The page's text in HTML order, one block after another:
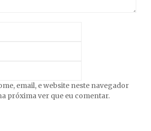
email, e website neste navegador
próxima ver que eu comentar.